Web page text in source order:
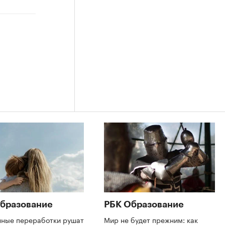
переработки рушат
РБК Образование
Мир не будет прежним: как